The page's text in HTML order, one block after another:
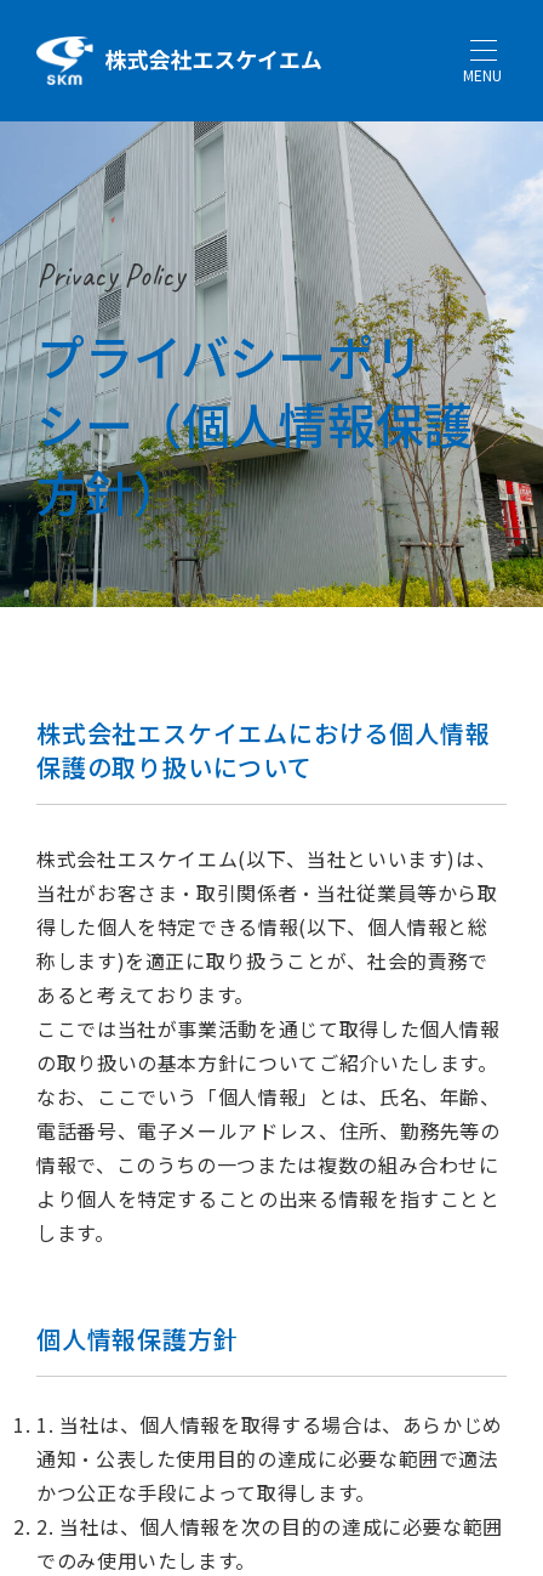
MENU
Privacy Policy
プライバシーポリ
シー（個人情報保護
方針）
株式会社エスケイエムにおける個人情報
保護の取り扱いについて
株式会社エスケイエム(以下、当社といいます)は、
当社がお客さま・取引関係者・当社従業員等から取
得した個人を特定できる情報(以下、個人情報と総
称します)を適正に取り扱うことが、社会的責務で
あると考えております。
ここでは当社が事業活動を通じて取得した個人情報
の取り扱いの基本方針についてご紹介いたします。
なお、ここでいう「個人情報」とは、氏名、年齢、
電話番号、電子メールアドレス、住所、勤務先等の
情報で、このうちの一つまたは複数の組み合わせに
より個人を特定することの出来る情報を指すことと
します。
個人情報保護方針
1. 当社は、個人情報を取得する場合は、あらかじめ
通知・公表した使用目的の達成に必要な範囲で適法
かつ公正な手段によって取得します。
2. 当社は、個人情報を次の目的の達成に必要な範囲
でのみ使用いたします。